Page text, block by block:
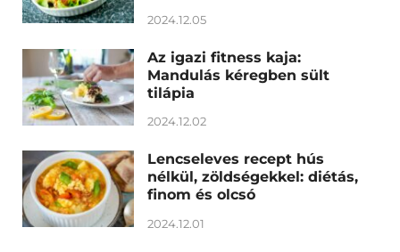
2024.12.05
Az igazi fitness kaja:
Mandulás kéregben sült
tilápia
2024.12.02
Lencseleves recept hús
nélkül, zöldségekkel: diétás,
finom és olcsó
2024.12.01